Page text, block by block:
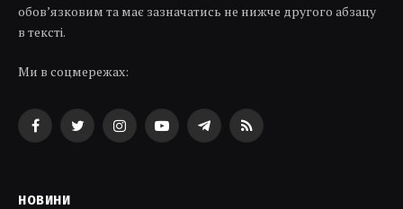
обов’язковим та має зазначатись не нижче другого абзацу
в тексті.
Ми в соцмережах:
FacebookTwitterInstagramYouTubeTelegramRSS
НОВИНИ